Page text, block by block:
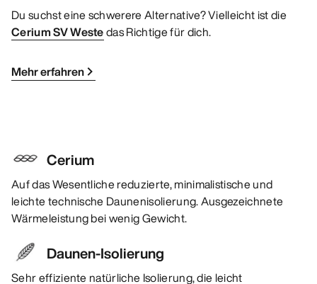
Du suchst eine schwerere Alternative? Vielleicht ist die
Cerium SV Westedas Richtige für dich.
Mehr erfahren
Cerium
Auf das Wesentliche reduzierte, minimalistische und
leichte technische Daunenisolierung. Ausgezeichnete
Wärmeleistung bei wenig Gewicht.
Daunen-Isolierung
Sehr effiziente natürliche Isolierung, die leicht